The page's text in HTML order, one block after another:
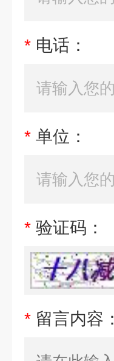
* 电话：
* 单位：
* 验证码：
* 留言内容：